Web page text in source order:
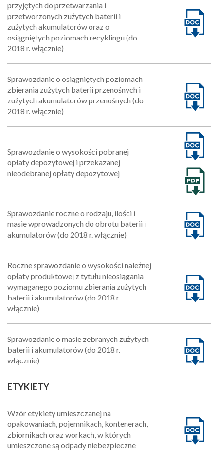
przyjętych do przetwarzania i
przetworzonych zużytych baterii i
zużytych akumulatorów oraz o
osiągniętych poziomach recyklingu (do
2018 r. włącznie)
Sprawozdanie o osiągniętych poziomach
zbierania zużytych baterii przenośnych i
zużytych akumulatorów przenośnych (do
2018 r. włącznie)
Sprawozdanie o wysokości pobranej
opłaty depozytowej i przekazanej
nieodebranej opłaty depozytowej
Sprawozdanie roczne o rodzaju, ilości i
masie wprowadzonych do obrotu baterii i
akumulatorów (do 2018 r. włącznie)
Roczne sprawozdanie o wysokości należnej
opłaty produktowej z tytułu nieosiągania
wymaganego poziomu zbierania zużytych
baterii i akumulatorów (do 2018 r.
włącznie)
Sprawozdanie o masie zebranych zużytych
baterii i akumulatorów (do 2018 r.
włącznie)
ETYKIETY
Wzór etykiety umieszczanej na
opakowaniach, pojemnikach, kontenerach,
zbiornikach oraz workach, w których
umieszczone są odpady niebezpieczne